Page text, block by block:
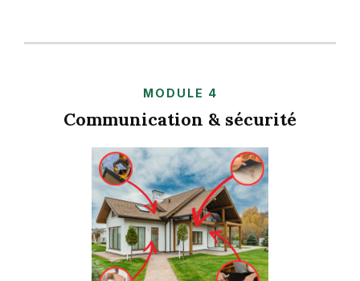
MODULE 4
Communication & sécurité